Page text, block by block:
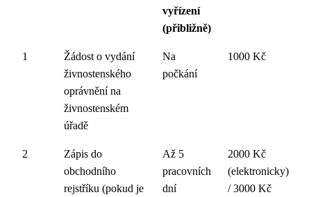
vyřízení
(přibližně)
1
Žádost o vydání
živnostenského
oprávnění na
živnostenském
úřadě
Na
počkání
1000 Kč
2
Zápis do
obchodního
rejstříku (pokud je
Až 5
pracovních
dní
2000 Kč
(elektronicky)
/ 3000 Kč